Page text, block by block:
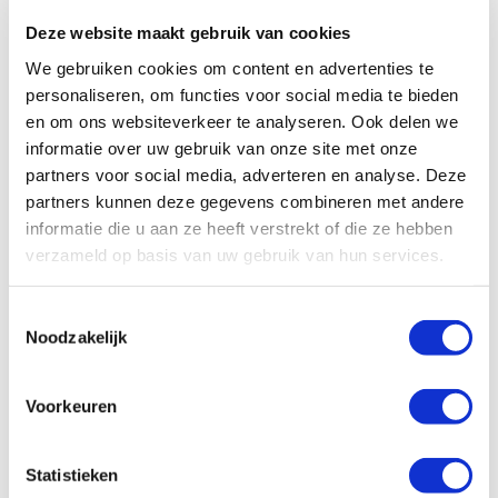
Deze website maakt gebruik van cookies
We gebruiken cookies om content en advertenties te
personaliseren, om functies voor social media te bieden
en om ons websiteverkeer te analyseren. Ook delen we
informatie over uw gebruik van onze site met onze
partners voor social media, adverteren en analyse. Deze
partners kunnen deze gegevens combineren met andere
informatie die u aan ze heeft verstrekt of die ze hebben
verzameld op basis van uw gebruik van hun services.
Noodzakelijk
Voorkeuren
Statistieken
Model: Halfhard
Materiaal: Roodkoper
€52,75
Bruto per meter
Log in voor jouw prijs
Universeel koperen buis GasTec/Kiwa
12mm 2,5 meter per lengte
Materiaal: Roodkoper